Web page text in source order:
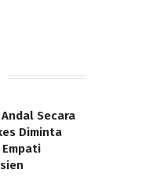
Secara
Diminta